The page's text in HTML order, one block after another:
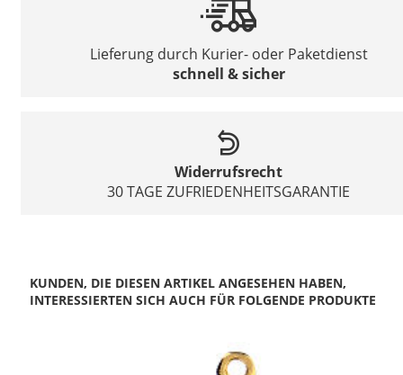
Lieferung durch Kurier- oder Paketdienst
schnell & sicher
Widerrufsrecht
30 TAGE ZUFRIEDENHEITSGARANTIE
KUNDEN, DIE DIESEN ARTIKEL ANGESEHEN HABEN,
INTERESSIERTEN SICH AUCH FÜR FOLGENDE PRODUKTE